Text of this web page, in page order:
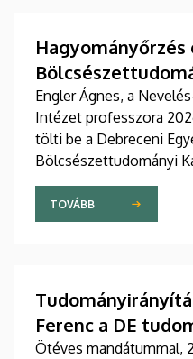
Hagyományőrzés
Engler Ágnes, a
Intézet professzora
tölti be a Debreceni
Bölcsészettudományi
stratégiájában fontos
hagyományainak, a
normáinak
terén.
TOVÁBB
Ferenc a DE
Ötéves mandátummal,